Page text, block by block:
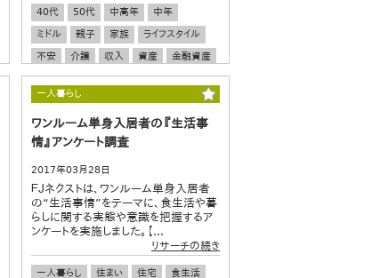
40代 50代 中高年
中年
ミドル
親子 家族
ライフスタイル
不安
介護 収入 資産
金融資産
パラサイトシングル
未婚女性
独身女性
未婚男性 独身男性
一人暮らし
ワンルーム単身入居者の『生活事
情』アンケート調査
2017年03月28日
ＦＪネクストは、ワンルーム単身入居者
の“生活事情”をテーマに、食生活や暮
らしに関する実態や意識を把握するア
ンケートを実施しました。【...
リサーチの続き
一人暮らし 住まい 住宅
食生活